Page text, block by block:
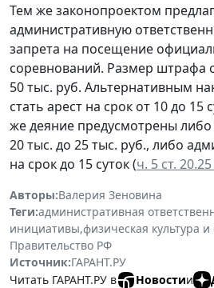
Тем же законопроектом
административную
запрета на посещение
соревнований. Размер штрафа
50 тыс. руб. Альтернативным
стать арест на срок от 10 до 15
же деяние предусмотрены
20 тыс. до 25 тыс. руб., либо
на срок до 15 суток (ч. 5 ст.
Авторы:Валерия Зеновина
Теги:административная
инициативы,физическая культура и
Правительство РФ
Источник:ГАРАНТ.РУ
Читать ГАРАНТ.РУ в
Новостии